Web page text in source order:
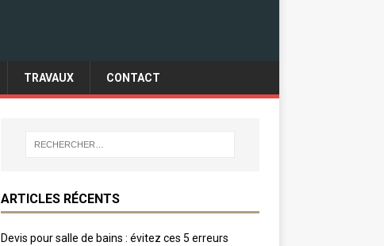
TRAVAUX CONTACT
ARTICLES RÉCENTS
Devis pour salle de bains : évitez ces 5 erreurs